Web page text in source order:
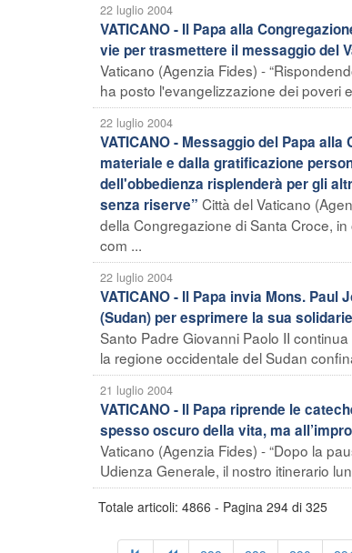
22 luglio 2004
VATICANO - Il Papa alla
vie per trasmettere il messaggio del
Vaticano (Agenzia Fides) -
ha posto l'evangelizzazione dei poveri
22 luglio 2004
VATICANO - Messaggio del Papa
materiale e dalla gratificazione
dell'obbedienza risplenderà per gli
senza riserve” Città del Vaticano
della Congregazione di Santa Croce,
com ...
22 luglio 2004
VATICANO - Il Papa invia Mons.
(Sudan) per esprimere la sua
Santo Padre Giovanni Paolo II
la regione occidentale del Sudan
21 luglio 2004
VATICANO - Il Papa riprende le
spesso oscuro della vita, ma
Vaticano (Agenzia Fides) - “Dopo la
Udienza Generale, il nostro itinerario
Totale articoli: 4866 - Pagina 294 di 325